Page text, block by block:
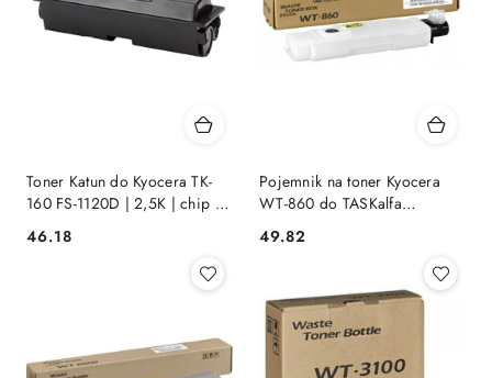
Toner Katun do Kyocera TK-
160 FS-1120D | 2,5K | chip |
black Performance
Cena:
46.18
Pojemnik na toner Kyocera
WT-860 do TASKalfa
3500i/4500i/4550ci/5500i/
190
Cena:
49.82